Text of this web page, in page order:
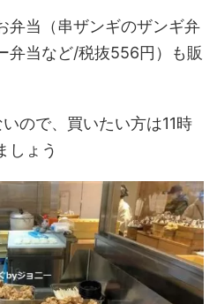
弁当（串ザンギのザンギ弁
弁当など/税抜556円）も販
ので、買いたい方は11時
しょう